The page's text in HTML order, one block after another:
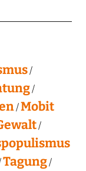
Mobit
Tagung